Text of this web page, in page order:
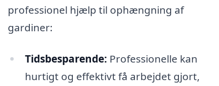
professionel hjælp til ophængning af
gardiner:
Tidsbesparende: Professionelle kan
hurtigt og effektivt få arbejdet gjort,